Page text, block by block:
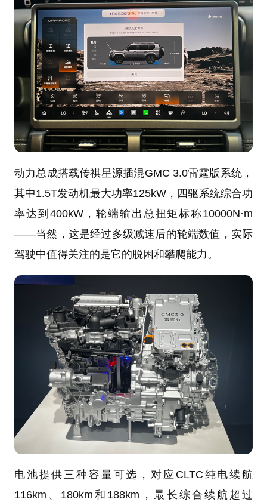
动力总成搭载传祺星源插混GMC 3.0雷霆版系统，
其中1.5T发动机最大功率125kW，四驱系统综合功
率达到400kW，轮端输出总扭矩标称10000N·m
——当然，这是经过多级减速后的轮端数值，实际
驾驶中值得关注的是它的脱困和攀爬能力。
电池提供三种容量可选，对应CLTC纯电续航
116km、180km和188km，最长综合续航超过